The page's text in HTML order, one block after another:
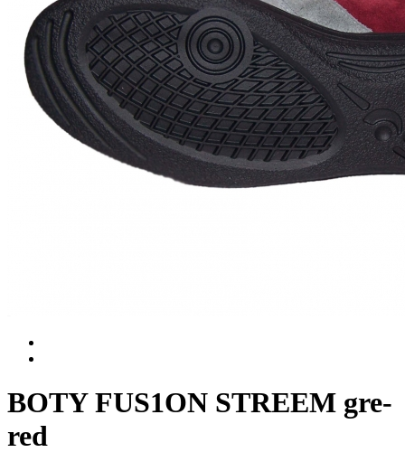
BOTY FUS1ON STREEM gre-
red